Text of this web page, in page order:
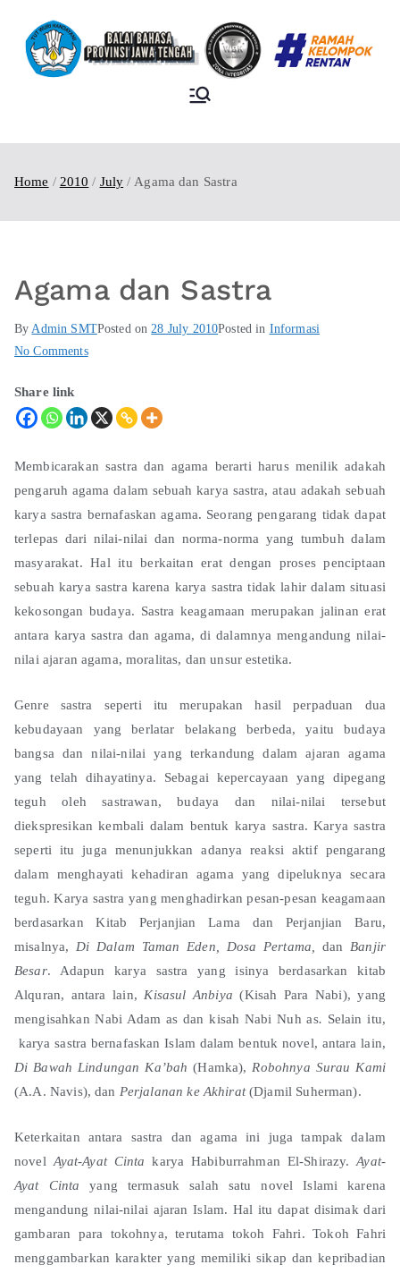
TENGAH
Home 2010 July Agama dan Sastra
Agama dan Sastra
By Admin SMTPosted on 28 July 2010Posted in Informasi
No Comments
Share link
Membicarakan sastra dan agama berarti harus menilik adakah
pengaruh agama dalam sebuah karya sastra, atau adakah sebuah
karya sastra bernafaskan agama. Seorang pengarang tidak dapat
terlepas dari nilai-nilai dan norma-norma yang tumbuh dalam
masyarakat. Hal itu berkaitan erat dengan proses penciptaan
sebuah karya sastra karena karya sastra tidak lahir dalam situasi
kekosongan budaya. Sastra keagamaan merupakan jalinan erat
antara karya sastra dan agama, di dalamnya mengandung nilai-
nilai ajaran agama, moralitas, dan unsur estetika.
Genre sastra seperti itu merupakan hasil perpaduan dua
kebudayaan yang berlatar belakang berbeda, yaitu budaya
bangsa dan nilai-nilai yang terkandung dalam ajaran agama
yang telah dihayatinya. Sebagai kepercayaan yang dipegang
teguh oleh sastrawan, budaya dan nilai-nilai tersebut
diekspresikan kembali dalam bentuk karya sastra. Karya sastra
seperti itu juga menunjukkan adanya reaksi aktif pengarang
dalam menghayati kehadiran agama yang dipeluknya secara
teguh. Karya sastra yang menghadirkan pesan-pesan keagamaan
berdasarkan Kitab Perjanjian Lama dan Perjanjian Baru,
misalnya, Di Dalam Taman Eden, Dosa Pertama, dan Banjir
Besar. Adapun karya sastra yang isinya berdasarkan kitab
Alquran, antara lain, Kisasul Anbiya (Kisah Para Nabi), yang
mengisahkan Nabi Adam as dan kisah Nabi Nuh as. Selain itu,
karya sastra bernafaskan Islam dalam bentuk novel, antara lain,
Di Bawah Lindungan Ka’bah(Hamka), Robohnya Surau Kami
(A.A. Navis), dan Perjalanan ke Akhirat(Djamil Suherman).
Keterkaitan antara sastra dan agama ini juga tampak dalam
novel Ayat-Ayat Cinta karya Habiburrahman El-Shirazy.Ayat-
Ayat Cinta yang termasuk salah satu novel Islami karena
mengandung nilai-nilai ajaran Islam. Hal itu dapat disimak dari
gambaran para tokohnya, terutama tokoh Fahri. Tokoh Fahri
menggambarkan karakter yang memiliki sikap dan kepribadian